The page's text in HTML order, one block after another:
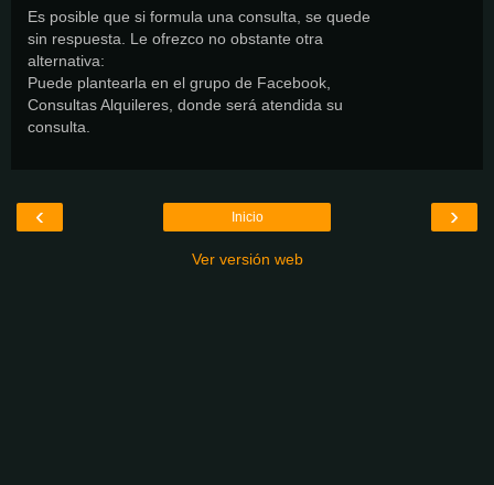
Es posible que si formula una consulta, se quede
sin respuesta. Le ofrezco no obstante otra
alternativa:
Puede plantearla en el grupo de Facebook,
Consultas Alquileres, donde será atendida su
consulta.
‹ ›
Inicio
Ver versión web